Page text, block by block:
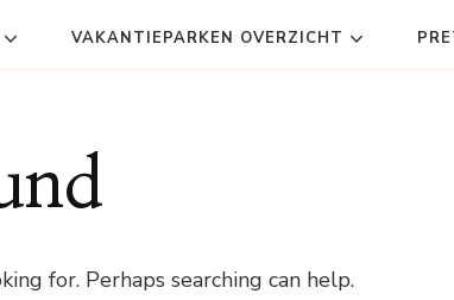
VAKANTIEPARKEN OVERZICHT
for. Perhaps searching can help.